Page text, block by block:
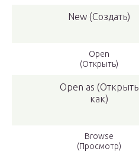
New (Создать)
Open
(Открыть)
Open as (Открыть
как)
Browse
(Просмотр)